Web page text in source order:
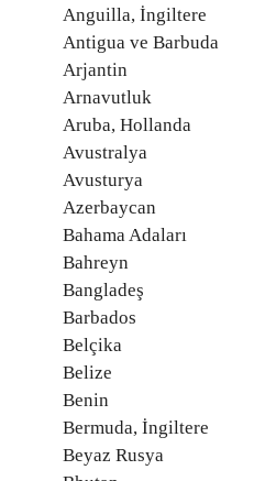
Anguilla, İngiltere
Antigua ve Barbuda
Arjantin
Arnavutluk
Aruba, Hollanda
Avustralya
Avusturya
Azerbaycan
Bahama Adaları
Bahreyn
Bangladeş
Barbados
Belçika
Belize
Benin
Bermuda, İngiltere
Beyaz Rusya